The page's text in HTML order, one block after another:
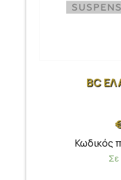
BC
Κωδικός